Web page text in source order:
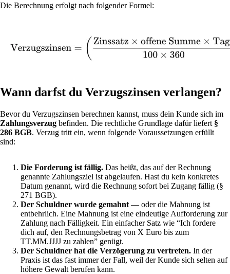
Die Berechnung erfolgt nach folgender Formel:
Wann darfst du Verzugszinsen verlangen?
Bevor du Verzugszinsen berechnen kannst, muss dein Kunde sich im
Zahlungsverzug befinden. Die rechtliche Grundlage dafür liefert §
286 BGB. Verzug tritt ein, wenn folgende Voraussetzungen erfüllt
sind:
Die Forderung ist fällig. Das heißt, das auf der Rechnung
genannte Zahlungsziel ist abgelaufen. Hast du kein konkretes
Datum genannt, wird die Rechnung sofort bei Zugang fällig (§
271 BGB).
Der Schuldner wurde gemahnt — oder die Mahnung ist
entbehrlich. Eine Mahnung ist eine eindeutige Aufforderung zur
Zahlung nach Fälligkeit. Ein einfacher Satz wie “Ich fordere
dich auf, den Rechnungsbetrag von X Euro bis zum
TT.MM.JJJJ zu zahlen” genügt.
Der Schuldner hat die Verzögerung zu vertreten. In der
Praxis ist das fast immer der Fall, weil der Kunde sich selten auf
höhere Gewalt berufen kann.